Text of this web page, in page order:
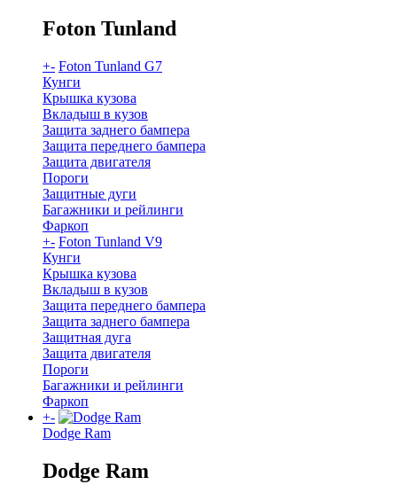
Foton Tunland
+- Foton Tunland G7
Кунги
Крышка кузова
Вкладыш в кузов
Защита заднего бампера
Защита переднего бампера
Защита двигателя
Пороги
Защитные дуги
Багажники и рейлинги
Фаркоп
+- Foton Tunland V9
Кунги
Крышка кузова
Вкладыш в кузов
Защита переднего бампера
Защита заднего бампера
Защитная дуга
Защита двигателя
Пороги
Багажники и рейлинги
Фаркоп
+-
Dodge Ram
Dodge Ram